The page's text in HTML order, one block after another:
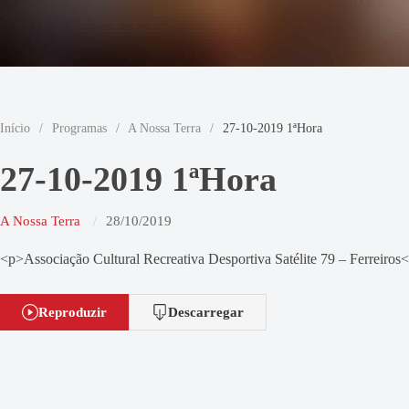
Início / Programas / A Nossa Terra / 27-10-2019 1ªHora
27-10-2019 1ªHora
A Nossa Terra 28/10/2019
<p>Associação Cultural Recreativa Desportiva Satélite 79 –
Reproduzir Descarregar